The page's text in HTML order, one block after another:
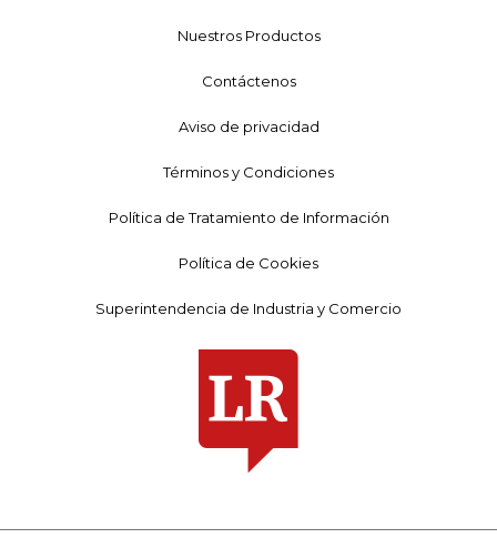
Nuestros Productos
Contáctenos
Aviso de privacidad
Términos y Condiciones
Política de Tratamiento de Información
Política de Cookies
Superintendencia de Industria y Comercio